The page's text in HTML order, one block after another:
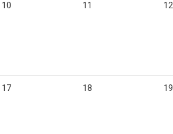
10 11 12
17 18 19